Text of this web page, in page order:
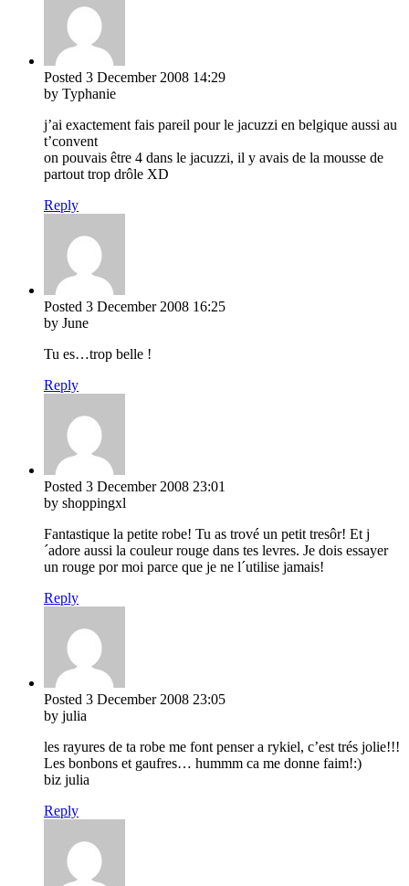
Posted 3 December 2008 14:29
by Typhanie
j’ai exactement fais pareil pour le jacuzzi en belgique aussi au
t’convent
on pouvais être 4 dans le jacuzzi, il y avais de la mousse de
partout trop drôle XD
Reply
Posted 3 December 2008 16:25
by June
Tu es…trop belle !
Reply
Posted 3 December 2008 23:01
by shoppingxl
Fantastique la petite robe! Tu as trové un petit tresôr! Et j
´adore aussi la couleur rouge dans tes levres. Je dois essayer
un rouge por moi parce que je ne l´utilise jamais!
Reply
Posted 3 December 2008 23:05
by julia
les rayures de ta robe me font penser a rykiel, c’est trés jolie!!!
Les bonbons et gaufres… hummm ca me donne faim!:)
biz julia
Reply